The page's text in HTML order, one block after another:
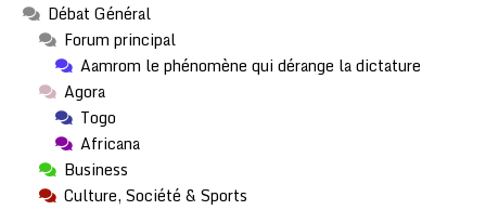
Débat Général
Forum principal
Aamrom le phénomène qui dérange la dictature
Agora
Togo
Africana
Business
Culture, Société & Sports